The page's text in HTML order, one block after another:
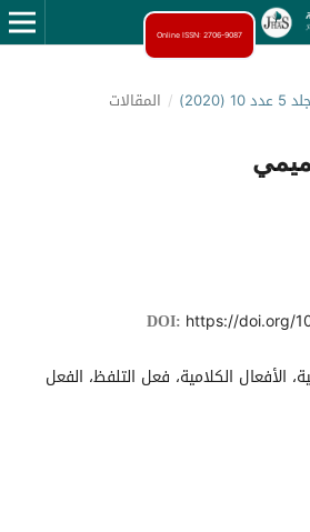
Online ISSN: 2706-9087
10 (2020)
/ المقالات
DOI: https://doi.org/
الأفعال الكلامية، فعل التلفظ، الفعل